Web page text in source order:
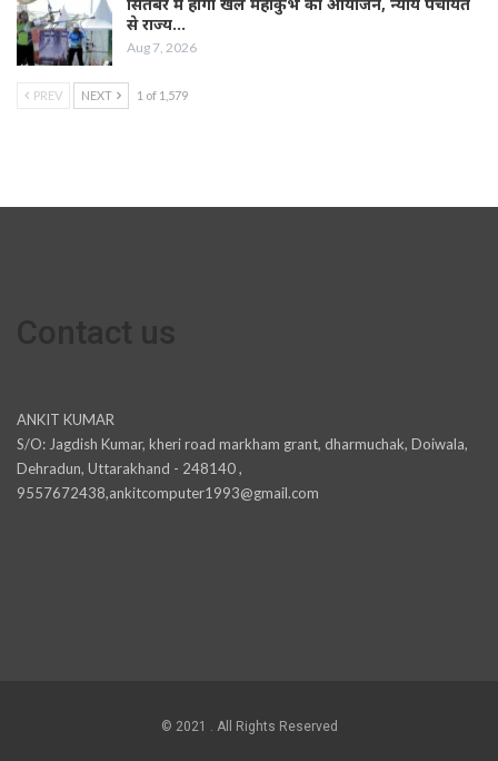
से राज्य…
Aug 7, 2026
PREV NEXT 1 of 1,579
ANKIT KUMAR
S/O: Jagdish Kumar, kheri road markham grant, dharmuchak, Doiwala,
Dehradun, Uttarakhand - 248140 ,
9557672438,ankitcomputer1993@gmail.com
© 2021 . All Rights Reserved